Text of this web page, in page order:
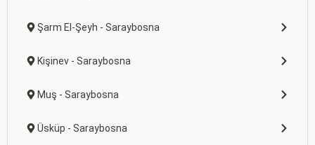
Şarm El-Şeyh - Saraybosna
Kişinev - Saraybosna
Muş - Saraybosna
Üsküp - Saraybosna